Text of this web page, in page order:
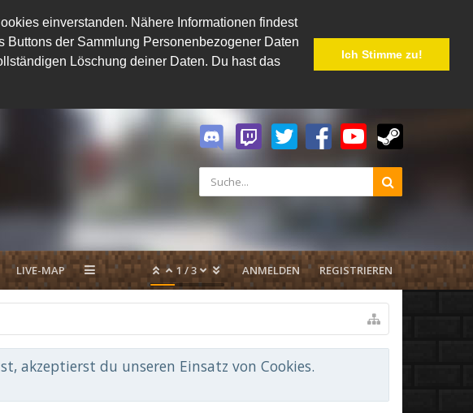
einverstanden. Nähere Informationen findest
der Sammlung Personenbezogener Daten
Löschung deiner Daten. Du hast das
Ich Stimme zu!
LIVE-MAP 1/3 ANMELDEN REGISTRIEREN
akzeptierst du unseren Einsatz von Cookies.